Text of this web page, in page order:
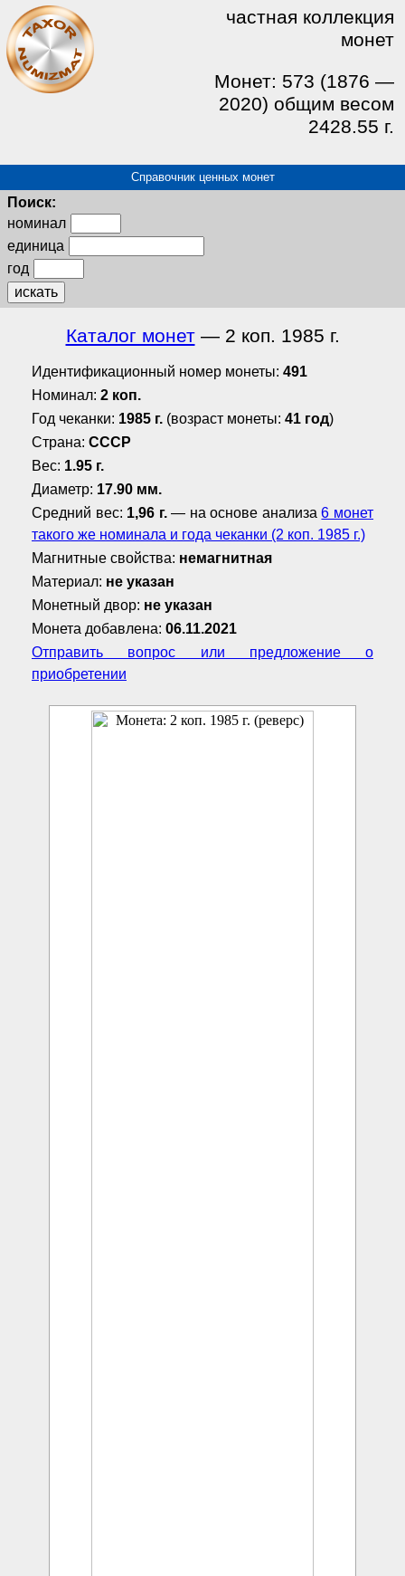
частная коллекция
монет
Монет: 573 (1876 —
2020) общим весом
2428.55 г.
Справочник ценных монет
Поиск:
номинал
единица
год
искать
Каталог монет— 2 коп. 1985 г.
Идентификационный номер монеты: 491
Номинал: 2 коп.
Год чеканки: 1985 г. (возраст монеты: 41 год)
Страна: СССР
Вес: 1.95 г.
Диаметр: 17.90 мм.
Средний вес: 1,96 г.— на основе анализа6 монет
такого же номинала и года чеканки (2 коп. 1985 г.)
Магнитные свойства: немагнитная
Материал: не указан
Монетный двор: не указан
Монета добавлена: 06.11.2021
Отправить вопрос или предложение о
приобретении